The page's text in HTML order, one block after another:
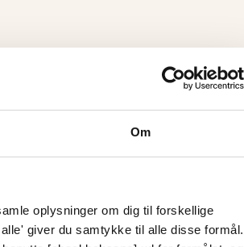
Om
oplysninger om dig til forskellige
giver du samtykke til alle disse formål.